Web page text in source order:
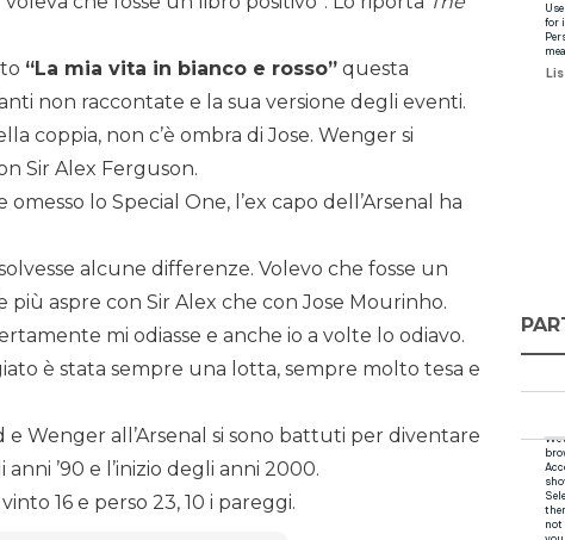
“La mia vita in bianco e rosso” questa
non raccontate e la sua versione degli eventi.
coppia, non c’è ombra di Jose. Wenger si
Sir Alex Ferguson.
lo Special One, l’ex capo dell’Arsenal ha
alcune differenze. Volevo che fosse un
più aspre con Sir Alex che con Jose Mourinho.
mi odiasse e anche io a volte lo odiavo.
è stata sempre una lotta, sempre molto tesa e
Wenger all’Arsenal si sono battuti per diventare
’90 e l’inizio degli anni 2000.
16 e perso 23, 10 i pareggi.